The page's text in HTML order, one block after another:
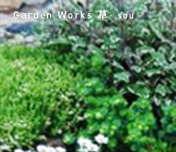
Garden Works草- sou -